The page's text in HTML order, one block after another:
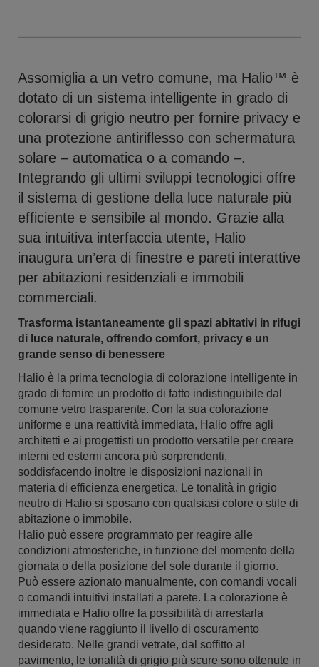
Assomiglia a un vetro comune, ma Halio™ è
dotato di un sistema intelligente in grado di
colorarsi di grigio neutro per fornire privacy e
una protezione antiriflesso con schermatura
solare – automatica o a comando –.
Integrando gli ultimi sviluppi tecnologici offre
il sistema di gestione della luce naturale più
efficiente e sensibile al mondo. Grazie alla
sua intuitiva interfaccia utente, Halio
inaugura un’era di finestre e pareti interattive
per abitazioni residenziali e immobili
commerciali.
Trasforma istantaneamente gli spazi abitativi in rifugi
di luce naturale, offrendo comfort, privacy e un
grande senso di benessere
Halio è la prima tecnologia di colorazione intelligente in
grado di fornire un prodotto di fatto indistinguibile dal
comune vetro trasparente. Con la sua colorazione
uniforme e una reattività immediata, Halio offre agli
architetti e ai progettisti un prodotto versatile per creare
interni ed esterni ancora più sorprendenti,
soddisfacendo inoltre le disposizioni nazionali in
materia di efficienza energetica. Le tonalità in grigio
neutro di Halio si sposano con qualsiasi colore o stile di
abitazione o immobile.
Halio può essere programmato per reagire alle
condizioni atmosferiche, in funzione del momento della
giornata o della posizione del sole durante il giorno.
Può essere azionato manualmente, con comandi vocali
o comandi intuitivi installati a parete. La colorazione è
immediata e Halio offre la possibilità di arrestarla
quando viene raggiunto il livello di oscuramento
desiderato. Nelle grandi vetrate, dal soffitto al
pavimento, le tonalità di grigio più scure sono ottenute in